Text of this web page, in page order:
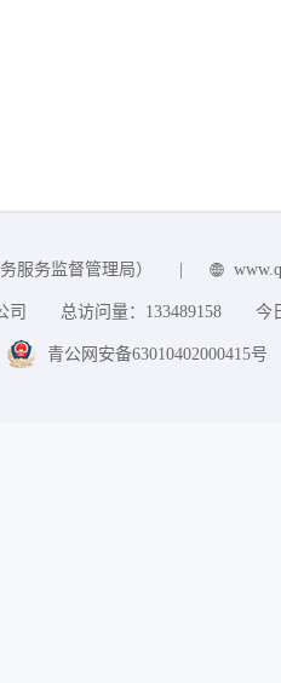
服务监督管理局）
司 总访问量： 133489158 今
青公网安备63010402000415号